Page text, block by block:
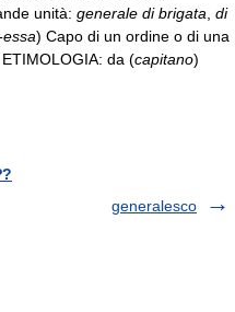
unità: generale di brigata di
essa) Capo di un ordine o di una
da (capitano)
generalesco